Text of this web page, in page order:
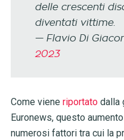
delle crescenti
diventati vittime.
— Flavio Di
2023
Come viene riportatodalla
Euronews, questo
numerosi fattori tra cui la